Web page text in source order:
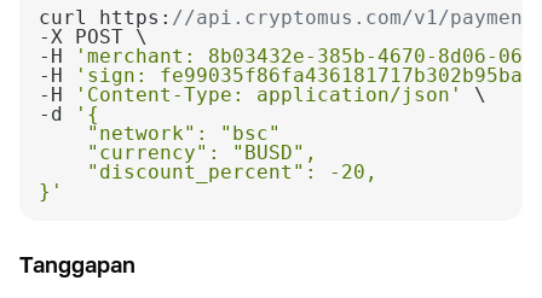
curl https: //api.cryptomus.com/v1/
-H
'merchant: 8b03432e-385b-4670-8d06-
-H
'sign:
-H
'Content-Type: application/json'
-d
}'
Tanggapan